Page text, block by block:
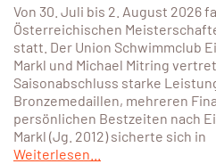
Von 30. Juli bis 2. August 2026
Österreichischen
statt. Der Union Schwimmclub
Markl und Michael Mitring
Saisonabschluss starke
Bronzemedaillen, mehreren
persönlichen Bestzeiten nach
Markl (Jg. 2012) sicherte sich in
Weiterlesen...